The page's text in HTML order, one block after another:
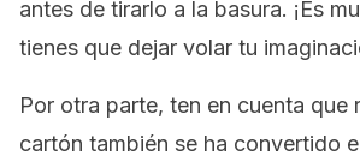
antes de tirarlo a la basura. ¡Es
tienes que dejar volar tu
Por otra parte, ten en cuenta que
cartón también se ha convertido